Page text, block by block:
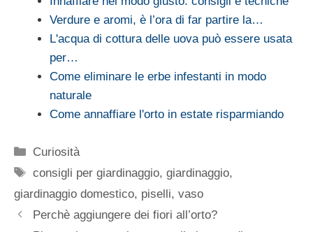
Verdure e aromi, è l’ora di far partire la…
L'acqua di cottura delle uova può essere usata
per…
Come eliminare le erbe infestanti in modo
naturale
Come annaffiare l'orto in estate risparmiando
Categorie
Curiosità
Tag
consigli per giardinaggio,giardinaggio,
giardinaggio domestico, piselli, vaso
Perchè aggiungere dei fiori all’orto?